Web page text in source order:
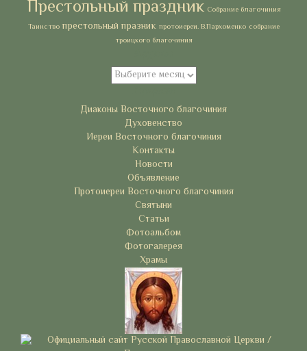
Престольный праздник Собрание благочиния
Таинство престольный празник протоиереи. В.Пархоменко собрание
троицкого благочиния
Архивы
Диаконы Восточного благочиния
Духовенство
Иереи Восточного благочиния
Контакты
Новости
Объявление
Протоиереи Восточного благочиния
Святыни
Статьи
Фотоальбом
Фотогалерея
Храмы